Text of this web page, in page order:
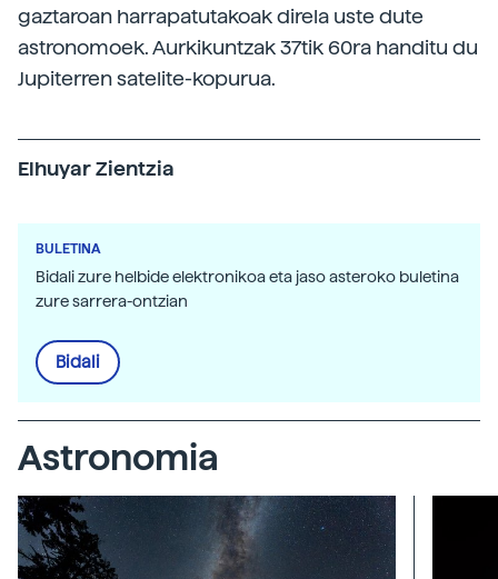
gaztaroan harrapatutakoak direla uste dute
astronomoek. Aurkikuntzak 37tik 60ra handitu du
Jupiterren satelite-kopurua.
Elhuyar Zientzia
BULETINA
Bidali zure helbide elektronikoa eta jaso asteroko buletina
zure sarrera-ontzian
Bidali
Astronomia